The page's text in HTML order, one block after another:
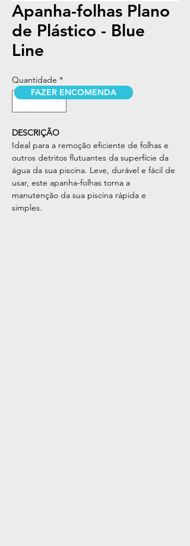
Apanha-folhas Plano
de Plástico - Blue
Line
Quantidade *
DESCRIÇÃO
Ideal para a remoção eficiente de folhas e
outros detritos flutuantes da superfície da
água da sua piscina. Leve, durável e fácil de
usar, este apanha-folhas torna a
manutenção da sua piscina rápida e
simples.
FAZER ENCOMENDA